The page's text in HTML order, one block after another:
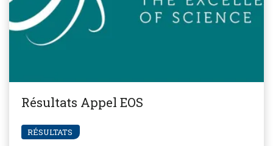
Résultats Appel EOS
RÉSULTATS